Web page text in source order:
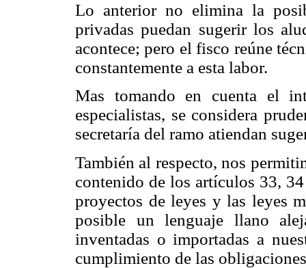
Lo anterior no elimina la
privadas puedan sugerir los
acontece; pero el fisco reúne
constantemente a esta labor.
Mas tomando en cuenta el
especialistas, se considera
secretaría del ramo atiendan
También al respecto, nos
contenido de los artículos 33,
proyectos de leyes y las leyes
posible un lenguaje llano
inventadas o importadas a
cumplimiento de las